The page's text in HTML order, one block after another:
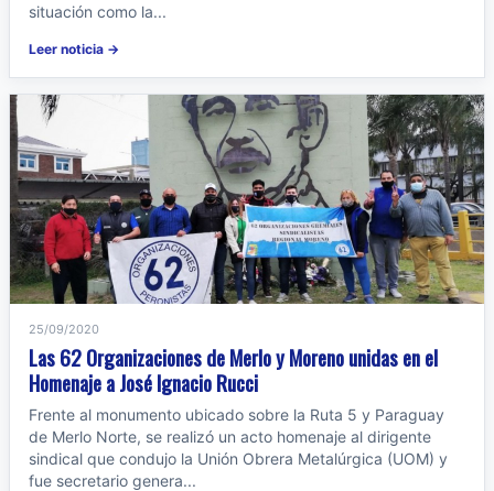
situación como la...
Leer noticia →
25/09/2020
Las 62 Organizaciones de Merlo y Moreno unidas en el
Homenaje a José Ignacio Rucci
Frente al monumento ubicado sobre la Ruta 5 y Paraguay
de Merlo Norte, se realizó un acto homenaje al dirigente
sindical que condujo la Unión Obrera Metalúrgica (UOM) y
fue secretario genera...